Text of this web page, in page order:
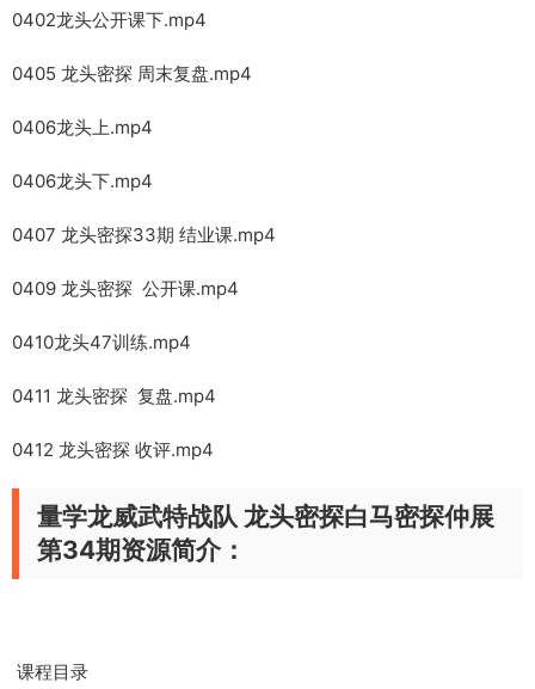
0402龙头公开课下.mp4
0405 龙头密探 周末复盘.mp4
0406龙头上.mp4
0406龙头下.mp4
0407 龙头密探33期 结业课.mp4
0409 龙头密探 公开课.mp4
0410龙头47训练.mp4
0411 龙头密探 复盘.mp4
0412 龙头密探 收评.mp4
量学龙威武特战队 龙头密探白马密探仲展
第34期资源简介：
课程目录